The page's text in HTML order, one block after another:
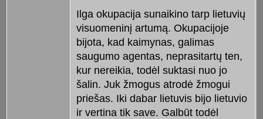
Ilga okupacija sunaikino tarp lietuvių
visuomeninį artumą. Okupacijoje
bijota, kad kaimynas, galimas
saugumo agentas, neprasitartų ten,
kur nereikia, todėl suktasi nuo jo
šalin. Juk žmogus atrodė žmogui
priešas. Iki dabar lietuvis bijo lietuvio
ir vertina tik save. Galbūt todėl